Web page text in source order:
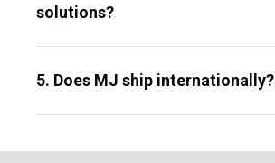
solutions?
5. Does MJ ship internationally?